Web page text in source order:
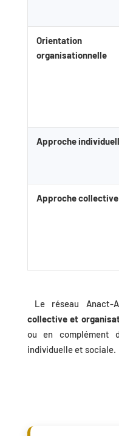
Orientation
organisationnelle
Approche
Approche collective
Le réseau
collective et
ou en complément
individuelle et sociale.